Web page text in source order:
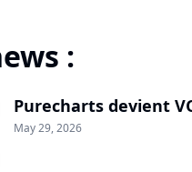
:
Purecharts devient
May 29, 2026